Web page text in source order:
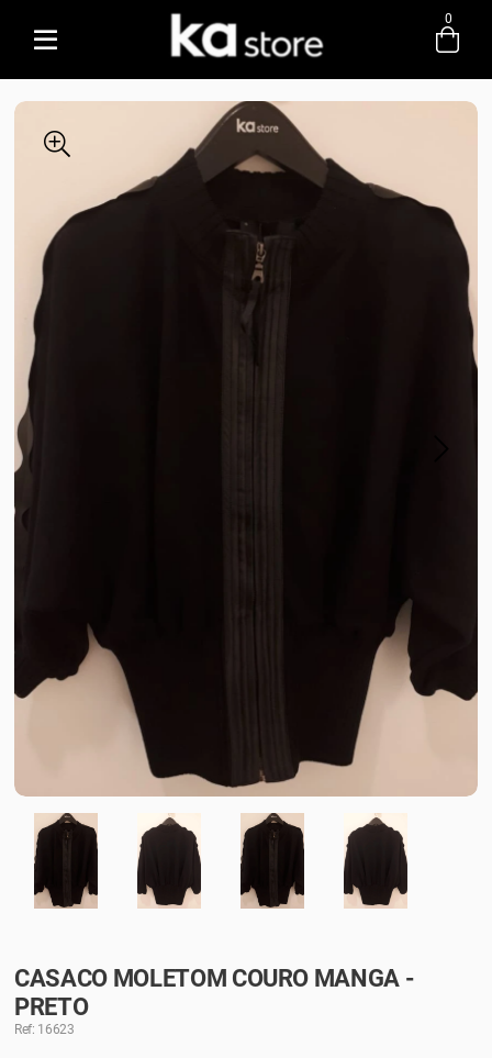
Criar nova conta
0
CASACO MOLETOM COURO MANGA -
PRETO
Ref: 16623